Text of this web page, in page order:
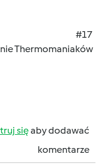
#17
Thermomaniaków
sięaby dodawać
komentarze